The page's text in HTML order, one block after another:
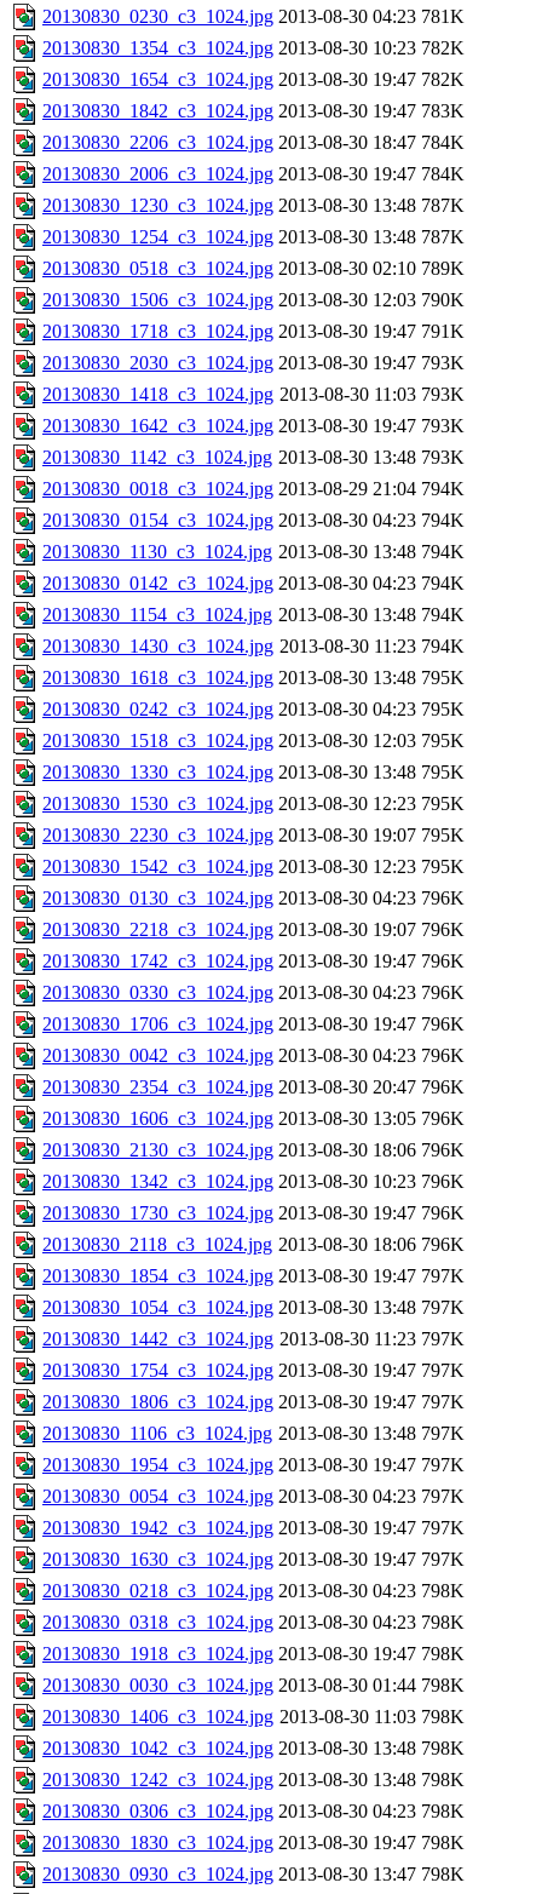
20130830_0230_c3_1024.jpg 2013-08-30 04:23 781K
20130830_1354_c3_1024.jpg 2013-08-30 10:23 782K
20130830_1654_c3_1024.jpg 2013-08-30 19:47 782K
20130830_1842_c3_1024.jpg 2013-08-30 19:47 783K
20130830_2206_c3_1024.jpg 2013-08-30 18:47 784K
20130830_2006_c3_1024.jpg 2013-08-30 19:47 784K
20130830_1230_c3_1024.jpg 2013-08-30 13:48 787K
20130830_1254_c3_1024.jpg 2013-08-30 13:48 787K
20130830_0518_c3_1024.jpg 2013-08-30 02:10 789K
20130830_1506_c3_1024.jpg 2013-08-30 12:03 790K
20130830_1718_c3_1024.jpg 2013-08-30 19:47 791K
20130830_2030_c3_1024.jpg 2013-08-30 19:47 793K
20130830_1418_c3_1024.jpg 2013-08-30 11:03 793K
20130830_1642_c3_1024.jpg 2013-08-30 19:47 793K
20130830_1142_c3_1024.jpg 2013-08-30 13:48 793K
20130830_0018_c3_1024.jpg 2013-08-29 21:04 794K
20130830_0154_c3_1024.jpg 2013-08-30 04:23 794K
20130830_1130_c3_1024.jpg 2013-08-30 13:48 794K
20130830_0142_c3_1024.jpg 2013-08-30 04:23 794K
20130830_1154_c3_1024.jpg 2013-08-30 13:48 794K
20130830_1430_c3_1024.jpg 2013-08-30 11:23 794K
20130830_1618_c3_1024.jpg 2013-08-30 13:48 795K
20130830_0242_c3_1024.jpg 2013-08-30 04:23 795K
20130830_1518_c3_1024.jpg 2013-08-30 12:03 795K
20130830_1330_c3_1024.jpg 2013-08-30 13:48 795K
20130830_1530_c3_1024.jpg 2013-08-30 12:23 795K
20130830_2230_c3_1024.jpg 2013-08-30 19:07 795K
20130830_1542_c3_1024.jpg 2013-08-30 12:23 795K
20130830_0130_c3_1024.jpg 2013-08-30 04:23 796K
20130830_2218_c3_1024.jpg 2013-08-30 19:07 796K
20130830_1742_c3_1024.jpg 2013-08-30 19:47 796K
20130830_0330_c3_1024.jpg 2013-08-30 04:23 796K
20130830_1706_c3_1024.jpg 2013-08-30 19:47 796K
20130830_0042_c3_1024.jpg 2013-08-30 04:23 796K
20130830_2354_c3_1024.jpg 2013-08-30 20:47 796K
20130830_1606_c3_1024.jpg 2013-08-30 13:05 796K
20130830_2130_c3_1024.jpg 2013-08-30 18:06 796K
20130830_1342_c3_1024.jpg 2013-08-30 10:23 796K
20130830_1730_c3_1024.jpg 2013-08-30 19:47 796K
20130830_2118_c3_1024.jpg 2013-08-30 18:06 796K
20130830_1854_c3_1024.jpg 2013-08-30 19:47 797K
20130830_1054_c3_1024.jpg 2013-08-30 13:48 797K
20130830_1442_c3_1024.jpg 2013-08-30 11:23 797K
20130830_1754_c3_1024.jpg 2013-08-30 19:47 797K
20130830_1806_c3_1024.jpg 2013-08-30 19:47 797K
20130830_1106_c3_1024.jpg 2013-08-30 13:48 797K
20130830_1954_c3_1024.jpg 2013-08-30 19:47 797K
20130830_0054_c3_1024.jpg 2013-08-30 04:23 797K
20130830_1942_c3_1024.jpg 2013-08-30 19:47 797K
20130830_1630_c3_1024.jpg 2013-08-30 19:47 797K
20130830_0218_c3_1024.jpg 2013-08-30 04:23 798K
20130830_0318_c3_1024.jpg 2013-08-30 04:23 798K
20130830_1918_c3_1024.jpg 2013-08-30 19:47 798K
20130830_0030_c3_1024.jpg 2013-08-30 01:44 798K
20130830_1406_c3_1024.jpg 2013-08-30 11:03 798K
20130830_1042_c3_1024.jpg 2013-08-30 13:48 798K
20130830_1242_c3_1024.jpg 2013-08-30 13:48 798K
20130830_0306_c3_1024.jpg 2013-08-30 04:23 798K
20130830_1830_c3_1024.jpg 2013-08-30 19:47 798K
20130830_0930_c3_1024.jpg 2013-08-30 13:47 798K